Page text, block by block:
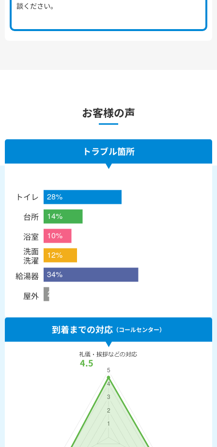
談ください。
お客様の声
トラブル箇所
トイレ
台所
浴室
洗面
洗濯
給湯器
屋外
到着までの対応 （コールセンター）
4.5